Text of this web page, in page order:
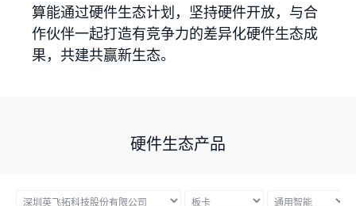
算能通过硬件生态计划，坚持硬件开放，与合
作伙伴一起打造有竞争力的差异化硬件生态成
果，共建共赢新生态。
硬件生态产品